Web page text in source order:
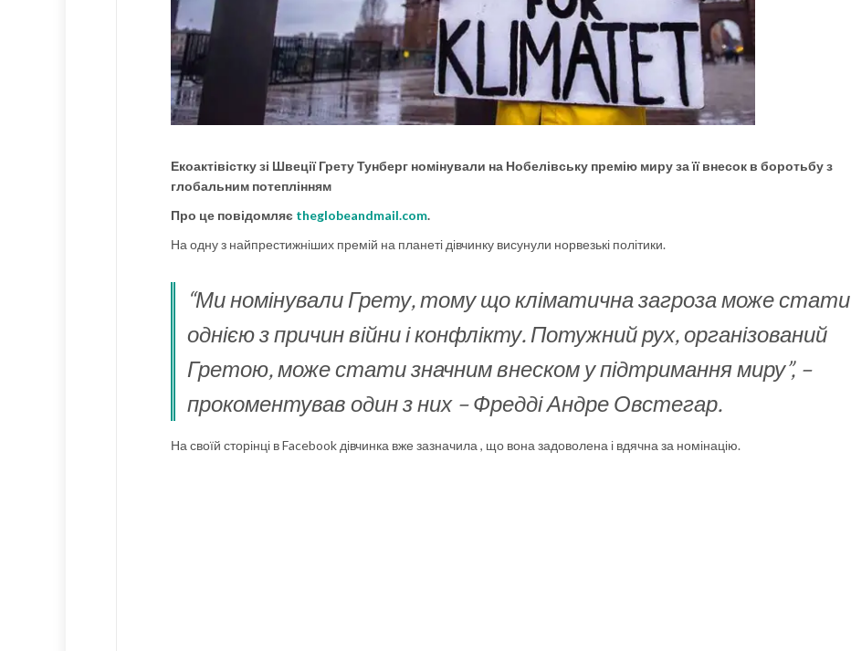
Екоактівістку зі Швеції Грету Тунберг номінували на Нобелівську премію миру за її внесок в боротьбу з
глобальним потеплінням
Про це повідомляє theglobeandmail.com.
На одну з найпрестижніших премій на планеті дівчинку висунули норвезькі політики.
“Ми номінували Грету, тому що кліматична загроза може стати
однією з причин війни і конфлікту. Потужний рух, організований
Гретою, може стати значним внеском у підтримання миру”, –
прокоментував один з них – Фредді Андре Овстегар.
На своїй сторінці в Facebook дівчинка вже зазначила , що вона задоволена і вдячна за номінацію.